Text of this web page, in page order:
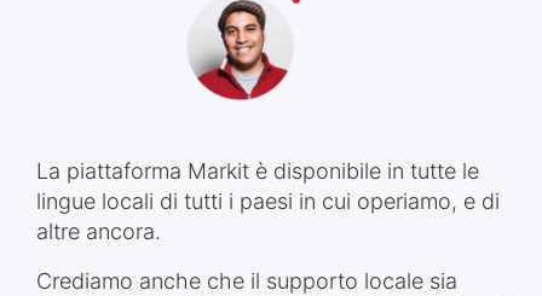
La piattaforma Markit è disponibile in tutte le
lingue locali di tutti i paesi in cui operiamo, e di
altre ancora.
Crediamo anche che il supporto locale sia